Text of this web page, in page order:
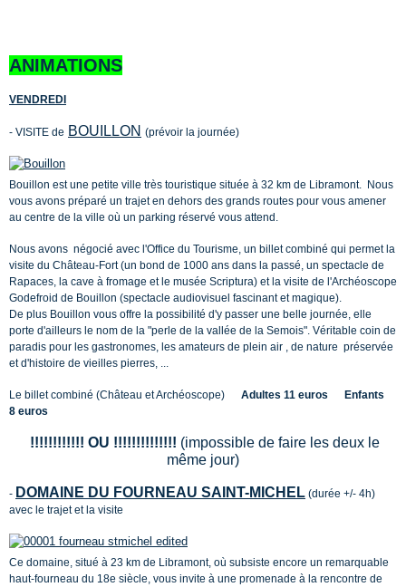
ANIMATIONS
VENDREDI
- VISITE de BOUILLON (prévoir la journée)
Bouillon est une petite ville très touristique située à 32 km de Libramont. Nous
vous avons préparé un trajet en dehors des grands routes pour vous amener
au centre de la ville où un parking réservé vous attend.
Nous avons négocié avec l'Office du Tourisme, un billet combiné qui permet la
visite du Château-Fort (un bond de 1000 ans dans la passé, un spectacle de
Rapaces, la cave à fromage et le musée Scriptura) et la visite de l'Archéoscope
Godefroid de Bouillon (spectacle audiovisuel fascinant et magique).
De plus Bouillon vous offre la possibilité d'y passer une belle journée, elle
porte d'ailleurs le nom de la "perle de la vallée de la Semois". Véritable coin de
paradis pour les gastronomes, les amateurs de plein air , de nature préservée
et d'histoire de vieilles pierres, ...
Le billet combiné (Château et Archéoscope)
Adultes 11 euros Enfants
8 euros
!!!!!!!!!!!! OU !!!!!!!!!!!!!! (impossible de faire les deux le
même jour)
- DOMAINE DU FOURNEAU SAINT-MICHEL (durée +/- 4h)
avec le trajet et la visite
Ce domaine, situé à 23 km de Libramont, où subsiste encore un remarquable
haut-fourneau du 18e siècle, vous invite à une promenade à la rencontre de